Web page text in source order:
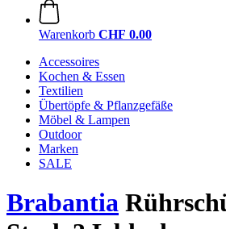
Warenkorb CHF 0.00
Accessoires
Kochen & Essen
Textilien
Übertöpfe & Pflanzgefäße
Möbel & Lampen
Outdoor
Marken
SALE
Brabantia